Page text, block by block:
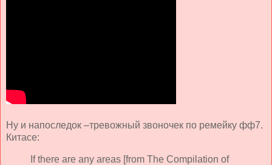
Ну и напоследок –тревожный звоночек по ремейку фф7.
Китасе:
If there are any areas [from The Compilation of